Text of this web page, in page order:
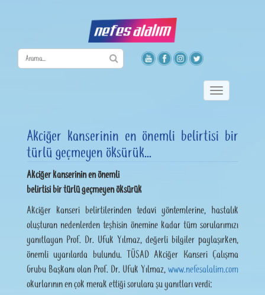
Toggle
Akciğer kanserinin en önemli belirtisi bir
türlü geçmeyen öksürük...
Akciğer kanserinin en önemli
belirtisi bir türlü geçmeyen öksürük
Akciğer kanseri belirtilerinden tedavi yöntemlerine, hastalık
oluşturan nedenlerden teşhisin önemine kadar tüm sorularımızı
yanıtlayan Prof. Dr. Ufuk Yılmaz, değerli bilgiler paylaşırken,
önemli uyarılarda bulundu. TÜSAD Akciğer Kanseri Çalışma
Grubu Başkanı olan Prof. Dr. Ufuk Yılmaz, www.nefesalalim.com
okurlarının en çok merak ettiği sorulara şu yanıtları verdi: